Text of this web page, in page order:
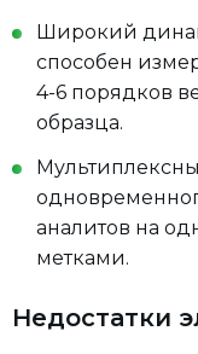
Широкий
способен
4-6 порядков
образца.
аналитов на
метками.
Недостатки